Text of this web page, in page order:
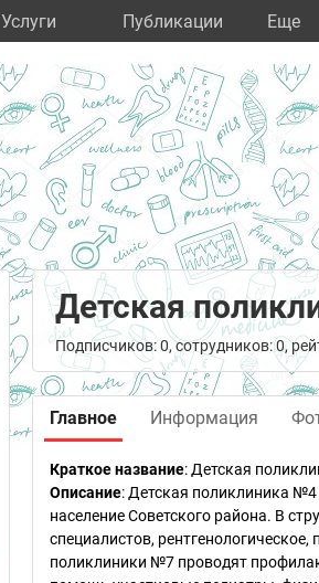
Услуги Публикации Eще
Детская
Подписчиков: 0, сотрудников: 0,
Главное Информация
Краткое название: Детская
Описание: Детская поликлиника
население Советского района. В
специалистов,
поликлиники №7 проводят